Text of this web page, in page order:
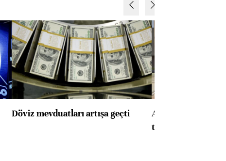
Döviz mevduatları artışa geçti
ABD'de konut
toparlandı